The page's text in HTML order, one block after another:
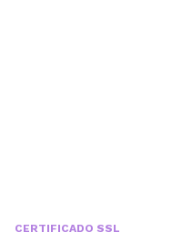
CERTIFICADO SSL